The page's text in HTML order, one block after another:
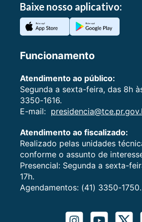
Baixe nosso aplicativo:
Funcionamento
Atendimento ao público:
Segunda a sexta-feira, das 8h
3350-1616.
E-mail:
Atendimento ao fiscalizado:
Realizado pelas unidades
conforme o assunto de
Presencial: Segunda a sexta-
17h.
Agendamentos: (41) 3350-1750.